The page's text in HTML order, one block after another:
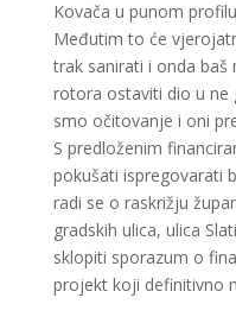
Kovača u punom
Međutim to će
trak sanirati i onda
rotora ostaviti dio u ne
smo očitovanje i oni
S predloženim
pokušati ispregovarati
radi se o raskrižju
gradskih ulica, ulica
sklopiti sporazum o
projekt koji definitivno